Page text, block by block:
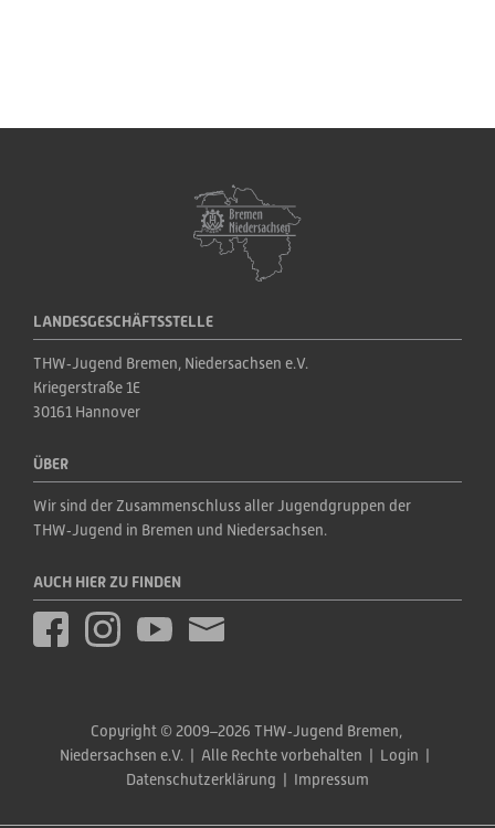
LANDESGESCHÄFTSSTELLE
THW‑Jugend Bremen, Niedersachsen e.V.
Kriegerstraße 1E
30161 Hannover
ÜBER
Wir sind der Zusammenschluss aller Jugendgruppen der
THW‑Jugend in Bremen und Niedersachsen.
AUCH HIER ZU FINDEN
Copyright © 2009–2026 THW‑Jugend Bremen,
Niedersachsen e.V.  |  Alle Rechte vorbehalten  | Login
Datenschutzerklärung
Impressum